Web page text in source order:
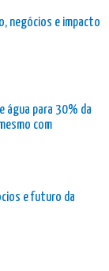
negócios e impacto
água para 30% da
com
e futuro da